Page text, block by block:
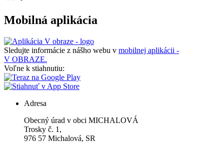
Mobilná aplikácia
Sledujte informácie z nášho webu v mobilnej aplikácii -
V OBRAZE.
Voľne k stiahnutiu:
Adresa
Obecný úrad v obci MICHALOVÁ
Trosky č. 1,
976 57 Michalová, SR